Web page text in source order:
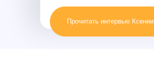
Прочитать интервью Ксении